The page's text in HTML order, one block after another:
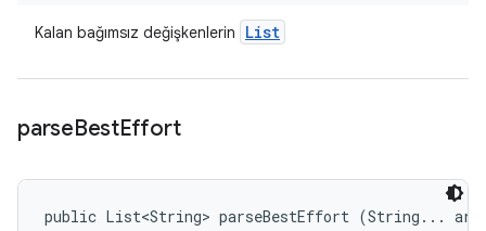
Kalan bağımsız değişkenlerin List
parseBestEffort
public List<String> parseBestEffort (String...